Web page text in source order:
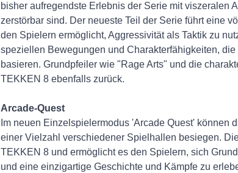
bisher aufregendste Erlebnis der Serie mit viszeralen
zerstörbar sind. Der neueste Teil der Serie führt eine
den Spielern ermöglicht, Aggressivität als Taktik zu
speziellen Bewegungen und Charakterfähigkeiten,
basieren. Grundpfeiler wie "Rage Arts" und die
TEKKEN 8 ebenfalls zurück.
Arcade-Quest
Im neuen Einzelspielermodus 'Arcade Quest'
einer Vielzahl verschiedener Spielhallen besiegen.
TEKKEN 8 und ermöglicht es den Spielern, sich
und eine einzigartige Geschichte und Kämpfe zu